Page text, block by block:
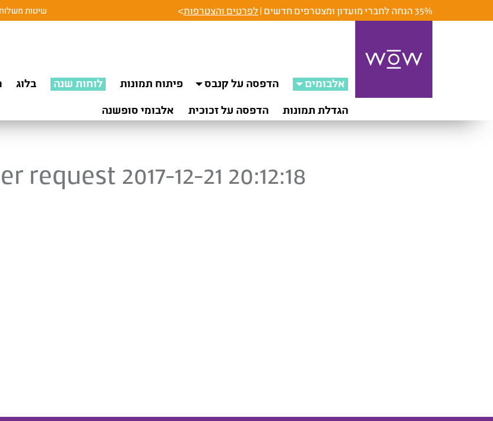
35% הנחה לחברי מועדון ומצטרפים חדשים | לפרטים והצטרפות> שיטות
אלבומים הדפסה על קנבס פיתוח תמונות לוחות שנה בלוג
הגדלת תמונות
הדפסה על זכוכית אלבומי סופשנה
request 2017-12-21 20:12:18